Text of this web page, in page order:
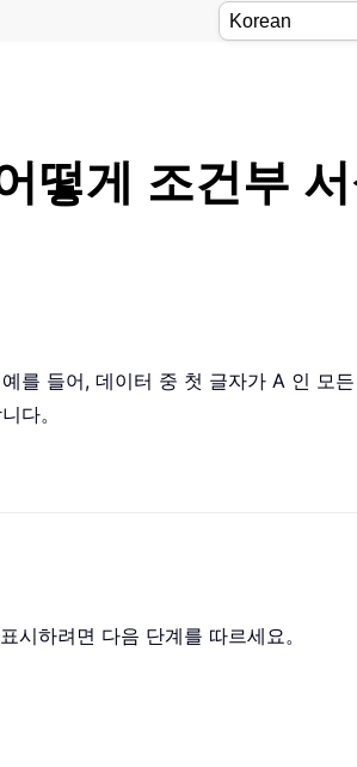
떻게 조건부
를 들어, 데이터 중 첫 글자가 A 인 모
다。
하려면 다음 단계를 따르세요。